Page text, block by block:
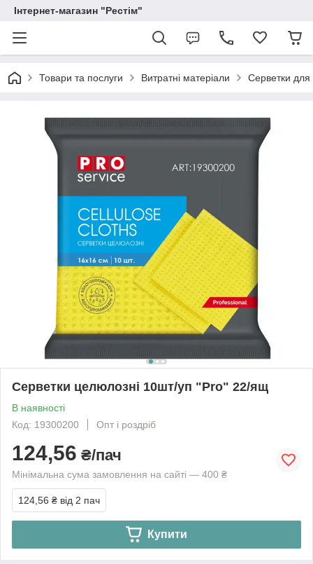
Інтернет-магазин "Рестім"
Товари та послуги Витратні матеріали Серветки
Серветки целюлозні 10шт/уп "Pro" 22/ящ
В наявності
Код: 19300200
Опт і роздріб
124,56 ₴/пач
Мінімальна сума замовлення на сайті — 400 ₴
124,56 ₴ від 2 пач
Купити